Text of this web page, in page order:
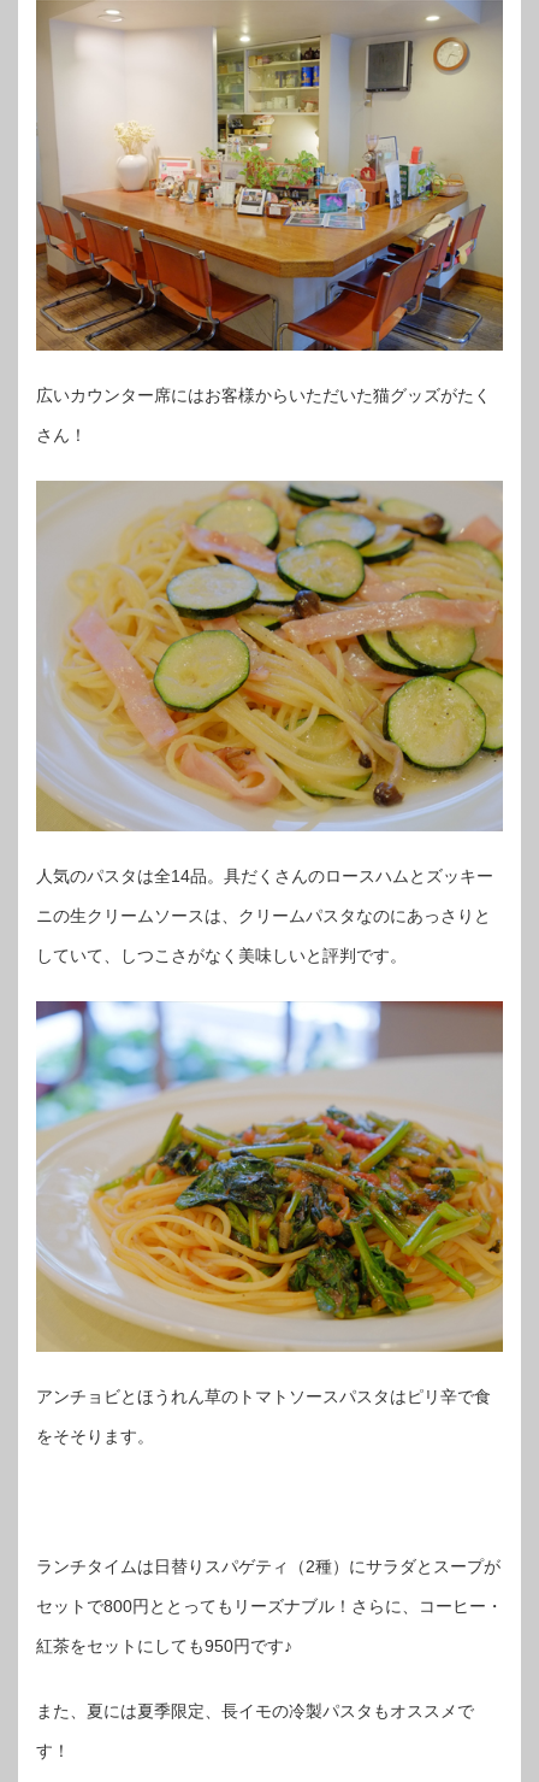
広いカウンター席にはお客様からいただいた猫グッズがたく
さん！
人気のパスタは全14品。具だくさんのロースハムとズッキー
ニの生クリームソースは、クリームパスタなのにあっさりと
していて、しつこさがなく美味しいと評判です。
アンチョビとほうれん草のトマトソースパスタはピリ辛で食
をそそります。
ランチタイムは日替りスパゲティ（2種）にサラダとスープが
セットで800円ととってもリーズナブル！さらに、コーヒー・
紅茶をセットにしても950円です♪
また、夏には夏季限定、長イモの冷製パスタもオススメで
す！